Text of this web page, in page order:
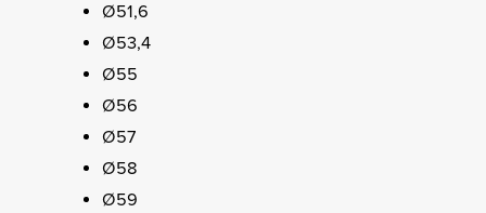
Ø51,6
Ø53,4
Ø55
Ø56
Ø57
Ø58
Ø59